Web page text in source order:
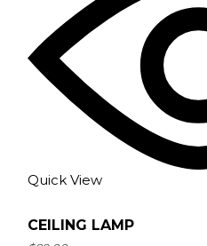
Quick View
CEILING LAMP